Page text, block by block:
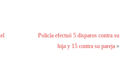
Policía efectuó 5 disparos contra su
hija y 15 contra su pareja»